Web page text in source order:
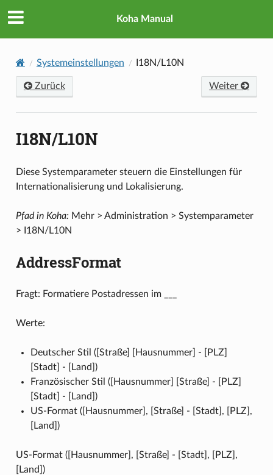
Koha Manual
Systemeinstellungen I18N/L10N
Zurück Weiter
I18N/L10N
Diese Systemparameter steuern die Einstellungen für
Internationalisierung und Lokalisierung.
Pfad in Koha:Mehr > Administration > Systemparameter
> I18N/L10N
AddressFormat
Fragt: Formatiere Postadressen im ___
Werte:
Deutscher Stil ([Straße] [Hausnummer] - [PLZ]
[Stadt] - [Land])
Französischer Stil ([Hausnummer] [Straße] - [PLZ]
[Stadt] - [Land])
US-Format ([Hausnummer], [Straße] - [Stadt], [PLZ],
[Land])
US-Format ([Hausnummer], [Straße] - [Stadt], [PLZ],
[Land])